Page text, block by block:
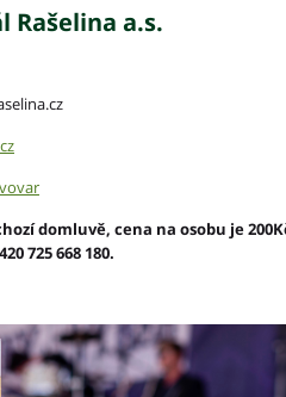
Rašelina a.s.
domluvě, cena na osobu je
725 668 180.